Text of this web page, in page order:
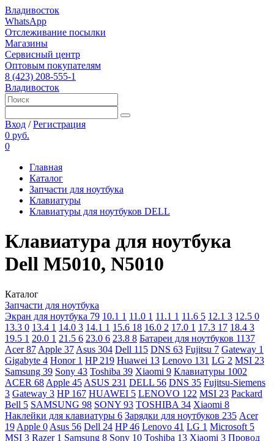
Владивосток
WhatsApp
Отслеживание посылки
Магазины
Сервисный центр
Оптовым покупателям
8 (423) 208-555-1
Владивосток
Вход /Регистрация
0 руб.
0
Главная
Каталог
Запчасти для ноутбука
Клавиатуры
Клавиатуры для ноутбуков DELL
Клавиатура для ноутбука
Dell M5010, N5010
Каталог
Запчасти для ноутбука
Экран для ноутбука 79 10.1 1 11.0 1 11.1 1 11.6 5 12.1 3 12.5 0
13.3 0 13.4 1 14.0 3 14.1 1 15.6 18 16.0 2 17.0 1 17.3 17 18.4 3
19.5 1 20.0 1 21.5 6 23.0 6 23.8 8 Батареи для ноутбуков 1137
Acer87 Apple 37 Asus 304 Dell 115 DNS 63 Fujitsu 7 Gateway 1
Gigabyte 4 Honor 1 HP 219 Huawei 13 Lenovo 131 LG 2 MSI 23
Samsung 39 Sony 43 Toshiba 39 Xiaomi 9 Клавиатуры 1002
ACER 68 Apple 45 ASUS 231 DELL 56 DNS 35 Fujitsu-Siemens
3 Gateway 3 HP 167 HUAWEI 5 LENOVO 122 MSI 23 Packard
Bell 5 SAMSUNG 98 SONY 93 TOSHIBA 34 Xiaomi 8
Наклейки для клавиатуры 6 Зарядки для ноутбуков 235 Acer
19 Apple 0 Asus 56 Dell 24 HP46 Lenovo 41 LG 1 Microsoft 5
MSI 3 Razer 1 Samsung 8 Sony 10 Toshiba 13 Xiaomi 3 Провод